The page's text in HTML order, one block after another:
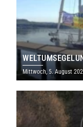
Mittwoch, 5. August